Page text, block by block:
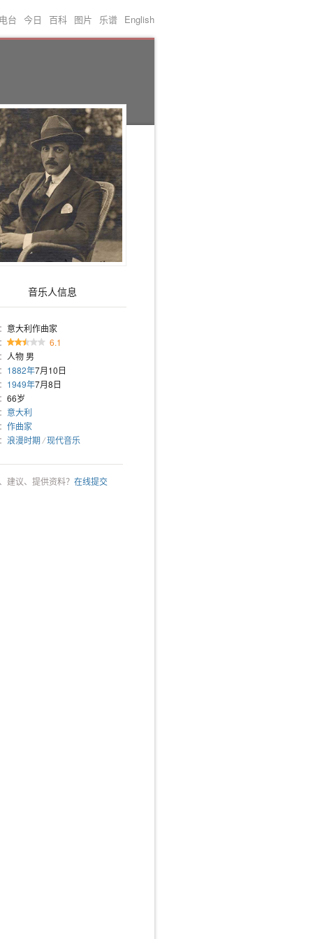
电台 今日 百科 图片 乐谱 English
音乐人信息
意大利作曲家
6.1
人物 男
1882年7月10日
1949年7月8日
66岁
意大利
作曲家
浪漫时期 /现代音乐
建议、提供资料？ 在线提交